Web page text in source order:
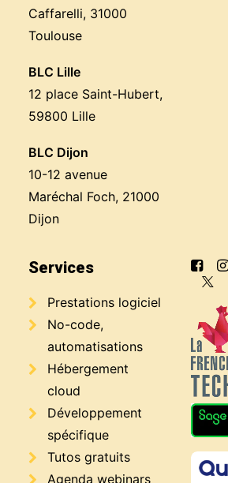
Caffarelli, 31000
Toulouse
BLC Lille
12 place Saint-Hubert,
59800 Lille
BLC Dijon
10-12 avenue
Maréchal Foch, 21000
Dijon
Services
Prestations logiciel
No-code,
automatisations
Hébergement
cloud
Développement
spécifique
Tutos gratuits
Agenda webinars